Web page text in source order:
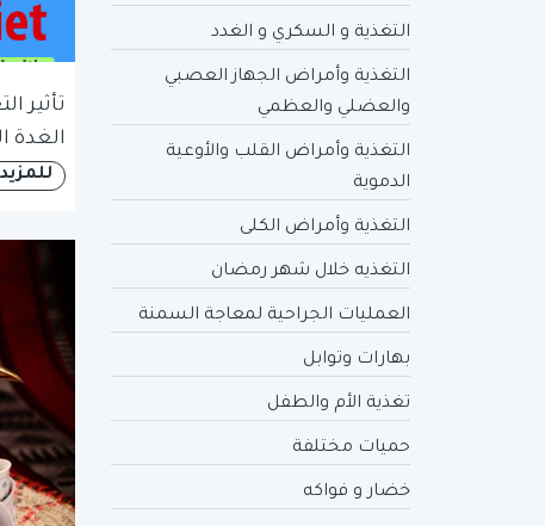
التغذية و السكري و الغدد
التغذية وأمراض الجهاز العصبي
والعضلي والعظمي
التغذية وأمراض القلب والأوعية
الدموية
التغذية وأمراض الكلى
التغذيه خلال شهر رمضان
العمليات الجراحية لمعاجة السمنة
بهارات وتوابل
تغذية الأم والطفل
حميات مختلفة
خضار و فواكه
تأثير
الغدة
للمزيد